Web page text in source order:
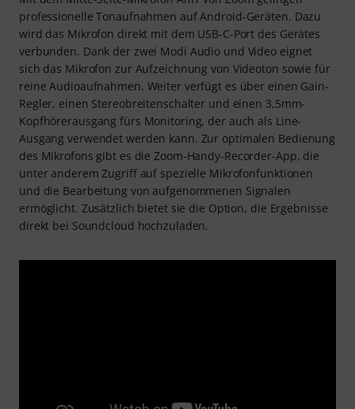
professionelle Tonaufnahmen auf Android-Geräten. Dazu
wird das Mikrofon direkt mit dem USB-C-Port des Gerätes
verbunden. Dank der zwei Modi Audio und Video eignet
sich das Mikrofon zur Aufzeichnung von Videoton sowie für
reine Audioaufnahmen. Weiter verfügt es über einen Gain-
Regler, einen Stereobreitenschalter und einen 3,5mm-
Kopfhörerausgang fürs Monitoring, der auch als Line-
Ausgang verwendet werden kann. Zur optimalen Bedienung
des Mikrofons gibt es die Zoom-Handy-Recorder-App, die
unter anderem Zugriff auf spezielle Mikrofonfunktionen
und die Bearbeitung von aufgenommenen Signalen
ermöglicht. Zusätzlich bietet sie die Option, die Ergebnisse
direkt bei Soundcloud hochzuladen.